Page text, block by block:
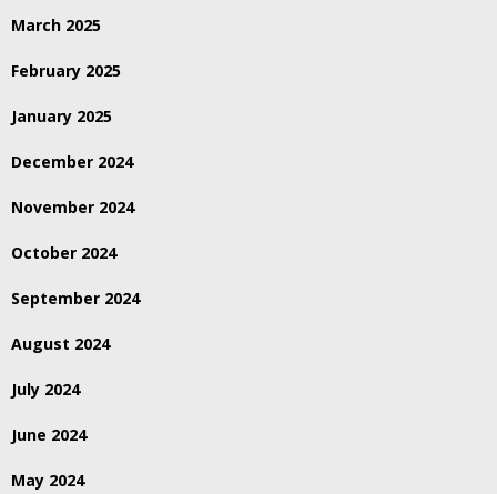
March 2025
February 2025
January 2025
December 2024
November 2024
October 2024
September 2024
August 2024
July 2024
June 2024
May 2024